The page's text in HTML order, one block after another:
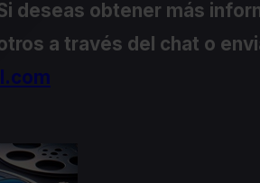
deseas obtener más
a través del chat o